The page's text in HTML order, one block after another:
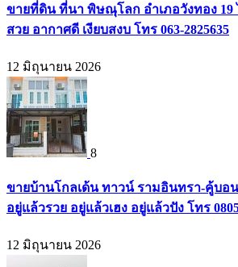
ขายที่ดิน ที่นา พิษณุโลก อำเภอวังทอง 19
สวย อากาศดี เงียบสงบ โทร 063-2825635
12 มิถุนายน 2026
8
ขายบ้านโกลเด้น ทาวน์ รามอินทรา-คู้บอ
อยู่แล้วรวย อยู่แล้วเฮง อยู่แล้วปัง โทร
12 มิถุนายน 2026